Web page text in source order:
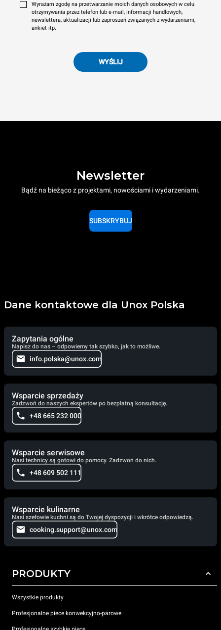
Wyrażam zgodę na przetwarzanie moich danych osobowych w celu
otrzymywania przez telefon lub e-mail, informacji handlowych,
newslettera, aktualizacji lub zaproszeń związanych z wydarzeniami,
ankiet itp.
WYŚLIJ
Newsletter
Bądź na bieżąco z projektami, nowościami i wydarzeniami.
SUBSKRYBUJ
Dane kontaktowe dla Unox Polska
Zapytania ogólne
Napisz do nas – odpowiemy tak szybko, jak to możliwe.
info.polska@unox.com
Wsparcie sprzedaży
Zadzwoń do naszych ekspertów po bezpłatną konsultację.
+48 665 232 000
Wsparcie serwisowe
Nasi technicy są gotowi do pomocy. Zadzwoń do nich.
+48 609 502 111
Wsparcie kulinarne
Nasi szefowie kuchni są do Twojej dyspozycji i wkrótce odpowiedzą.
cooking.support@unox.com
PRODUKTY
Wszystkie produkty
Profesjonalne piece konwekcyjno-parowe